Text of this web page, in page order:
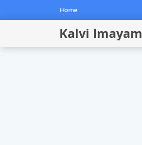
Home
Kalvi Imayam